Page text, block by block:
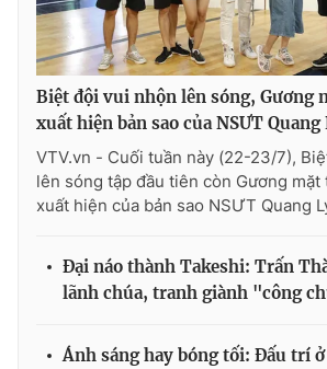
Biệt đội vui nhộn lên sóng, Gương
xuất hiện bản sao của NSƯT Quang
VTV.vn - Cuối tuần này (22-23/7),
lên sóng tập đầu tiên còn Gương
xuất hiện của bản sao NSƯT Quang
Đại náo thành Takeshi: Trấn
lãnh chúa, tranh giành "công
Ánh sáng hay bóng tối: Đấu trí